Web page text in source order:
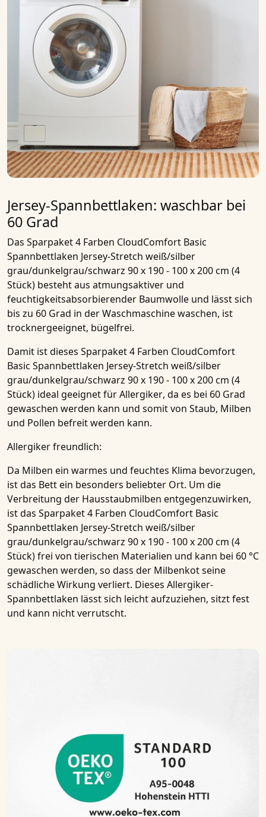
Jersey-Spannbettlaken: waschbar bei
60 Grad
Das Sparpaket 4 Farben CloudComfort Basic
Spannbettlaken Jersey-Stretch weiß/silber
grau/dunkelgrau/schwarz 90 x 190 - 100 x 200 cm (4
Stück) besteht aus atmungsaktiver und
feuchtigkeitsabsorbierender Baumwolle und lässt sich
bis zu 60 Grad in der Waschmaschine waschen, ist
trocknergeeignet, bügelfrei.
Damit ist dieses Sparpaket 4 Farben CloudComfort
Basic Spannbettlaken Jersey-Stretch weiß/silber
grau/dunkelgrau/schwarz 90 x 190 - 100 x 200 cm (4
Stück) ideal geeignet fürAllergiker, da es bei 60 Grad
gewaschen werden kann und somit von Staub, Milben
und Pollen befreit werden kann.
Allergiker freundlich:
Da Milben ein warmes und feuchtes Klima bevorzugen,
ist das Bett ein besonders beliebter Ort. Um die
Verbreitung der Hausstaubmilben entgegenzuwirken,
ist das Sparpaket 4 Farben CloudComfort Basic
Spannbettlaken Jersey-Stretch weiß/silber
grau/dunkelgrau/schwarz 90 x 190 - 100 x 200 cm (4
Stück)frei von tierischen Materialien und kann bei 60 °C
gewaschen werden, so dass der Milbenkot seine
schädliche Wirkung verliert. Dieses Allergiker-
Spannbettlaken lässt sich leicht aufzuziehen, sitzt fest
und kann nicht verrutscht.